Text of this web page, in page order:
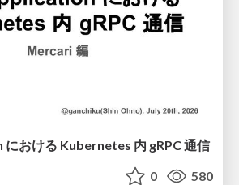
おける Kubernetes 内 gRPC 通信
0 580